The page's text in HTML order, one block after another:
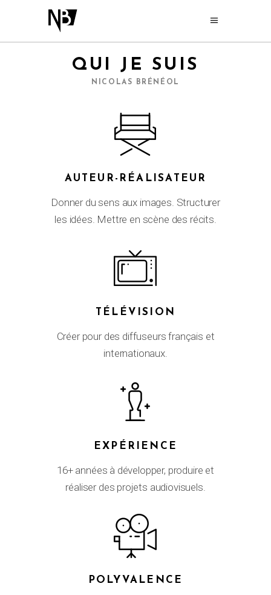
QUI JE SUIS
NICOLAS BRÉNÉOL
AUTEUR-RÉALISATEUR
Donner du sens aux images. Structurer
les idées. Mettre en scène des récits.
TÉLÉVISION
Créer pour des diffuseurs français et
internationaux.
EXPÉRIENCE
16+ années à développer, produire et
réaliser des projets audiovisuels.
POLYVALENCE